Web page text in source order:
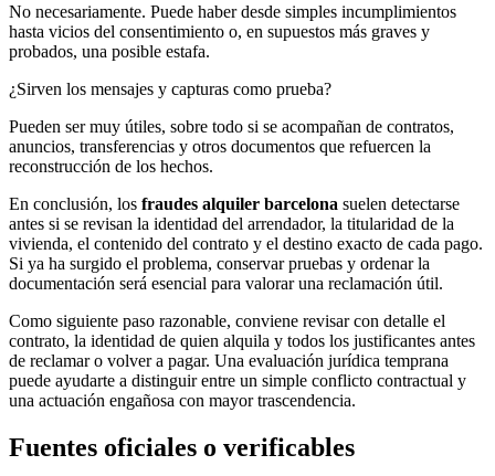
No necesariamente. Puede haber desde simples incumplimientos
hasta vicios del consentimiento o, en supuestos más graves y
probados, una posible estafa.
¿Sirven los mensajes y capturas como prueba?
Pueden ser muy útiles, sobre todo si se acompañan de contratos,
anuncios, transferencias y otros documentos que refuercen la
reconstrucción de los hechos.
En conclusión, los fraudes alquiler barcelona suelen detectarse
antes si se revisan la identidad del arrendador, la titularidad de la
vivienda, el contenido del contrato y el destino exacto de cada pago.
Si ya ha surgido el problema, conservar pruebas y ordenar la
documentación será esencial para valorar una reclamación útil.
Como siguiente paso razonable, conviene revisar con detalle el
contrato, la identidad de quien alquila y todos los justificantes antes
de reclamar o volver a pagar. Una evaluación jurídica temprana
puede ayudarte a distinguir entre un simple conflicto contractual y
una actuación engañosa con mayor trascendencia.
Fuentes oficiales o verificables